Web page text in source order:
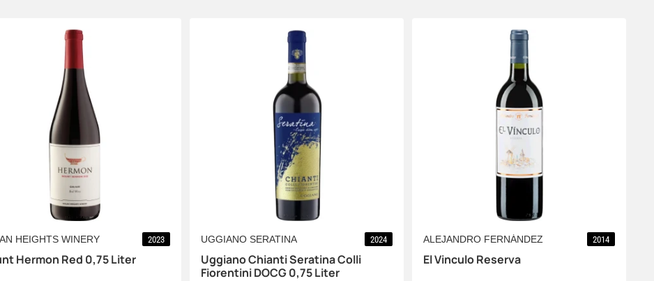
HEIGHTS WINERY 2023
Hermon Red 0,75 Liter
UGGIANO SERATINA 2024
Uggiano Chianti Seratina Colli
Fiorentini DOCG 0,75 Liter
ALEJANDRO FERNÁNDEZ 2014
El Vinculo Reserva